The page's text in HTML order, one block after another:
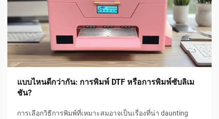
แบบไหนดีกว่ากัน: การพิมพ์ DTF หรือการพิมพ์ซับลิเม
ชัน?
การเลือกวิธีการพิมพ์ที่เหมาะสมอาจเป็นเรื่องที่น่า daunting